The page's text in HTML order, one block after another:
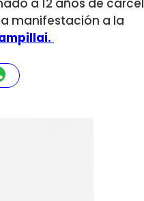
a 12 años de cárcel
manifestación a la